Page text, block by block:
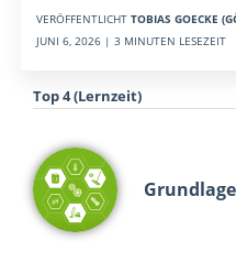
VERÖFFENTLICHT TOBIAS GOECKE
JUNI 6, 2026 | 3 MINUTEN LESEZEIT
Top 4 (Lernzeit)